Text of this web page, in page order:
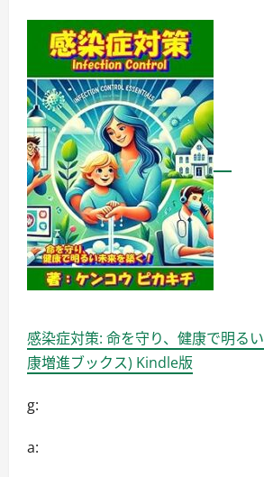
感染症対策: 命を守り、健康で明る
康増進ブックス) Kindle版
g:
a: